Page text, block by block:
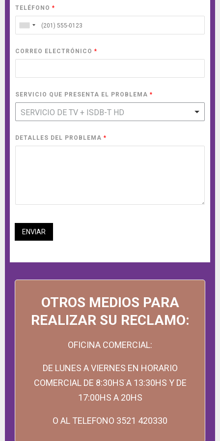
TELÉFONO *
CORREO ELECTRÓNICO *
SERVICIO QUE PRESENTA EL PROBLEMA *
SERVICIO DE TV + ISDB-T HD
DETALLES DEL PROBLEMA *
ENVIAR
OTROS MEDIOS PARA
REALIZAR SU RECLAMO:
OFICINA COMERCIAL:
DE LUNES A VIERNES EN HORARIO
COMERCIAL DE 8:30HS A 13:30HS Y DE
17:00HS A 20HS
O AL TELEFONO 3521 420330